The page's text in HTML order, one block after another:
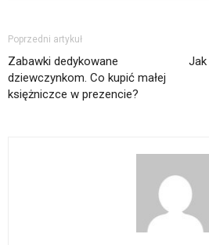
Poprzedni artykuł
Zabawki dedykowane
dziewczynkom. Co kupić małej
księżniczce w prezencie?
Jak